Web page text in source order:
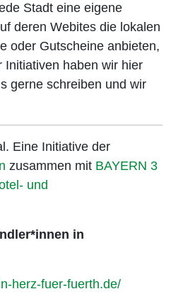
Stadt eine eigene
deren Webites die lokalen
oder Gutscheine anbieten,
Initiativen haben wir hier
gerne schreiben und wir
Eine Initiative der
zusammen mit BAYERN 3
und
in
herz-fuer-fuerth.de/